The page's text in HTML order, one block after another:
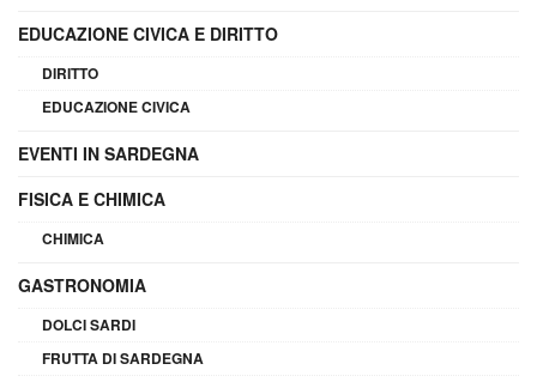
EDUCAZIONE CIVICA E DIRITTO
DIRITTO
EDUCAZIONE CIVICA
EVENTI IN SARDEGNA
FISICA E CHIMICA
CHIMICA
GASTRONOMIA
DOLCI SARDI
FRUTTA DI SARDEGNA